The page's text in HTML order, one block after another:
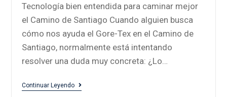
Tecnología bien entendida para caminar mejor
el Camino de Santiago Cuando alguien busca
cómo nos ayuda el Gore-Tex en el Camino de
Santiago, normalmente está intentando
resolver una duda muy concreta: ¿Lo…
Continuar Leyendo